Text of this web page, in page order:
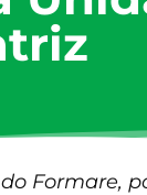
Formare,